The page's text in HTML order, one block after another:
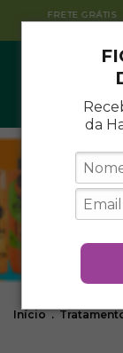
da
QUEM
CONHEÇA A
Início .